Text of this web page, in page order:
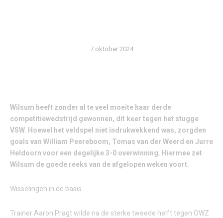
7 oktober 2024
Wilsum heeft zonder al te veel moeite haar derde
competitiewedstrijd gewonnen, dit keer tegen het stugge
VSW. Hoewel het veldspel niet indrukwekkend was, zorgden
goals van William Peereboom, Tomas van der Weerd en Jurre
Heldoorn voor een degelijke 3-0 overwinning. Hiermee zet
Wilsum de goede reeks van de afgelopen weken voort.
Wisselingen in de basis
Trainer Aaron Pragt wilde na de sterke tweede helft tegen OWZ